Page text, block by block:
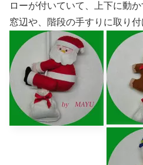
ローが付いていて、上下に動か
窓辺や、階段の手すりに取り付